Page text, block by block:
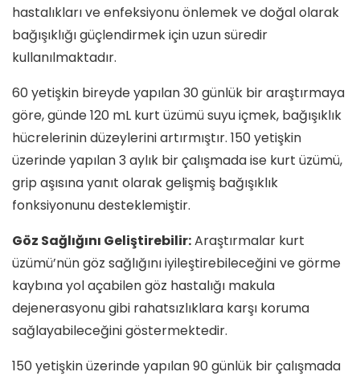
hastalıkları ve enfeksiyonu önlemek ve doğal olarak
bağışıklığı güçlendirmek için uzun süredir
kullanılmaktadır.
60 yetişkin bireyde yapılan 30 günlük bir araştırmaya
göre, günde 120 mL kurt üzümü suyu içmek, bağışıklık
hücrelerinin düzeylerini artırmıştır. 150 yetişkin
üzerinde yapılan 3 aylık bir çalışmada ise kurt üzümü,
grip aşısına yanıt olarak gelişmiş bağışıklık
fonksiyonunu desteklemiştir.
Göz Sağlığını Geliştirebilir:Araştırmalar kurt
üzümü’nün göz sağlığını iyileştirebileceğini ve görme
kaybına yol açabilen göz hastalığı makula
dejenerasyonu gibi rahatsızlıklara karşı koruma
sağlayabileceğini göstermektedir.
150 yetişkin üzerinde yapılan 90 günlük bir çalışmada